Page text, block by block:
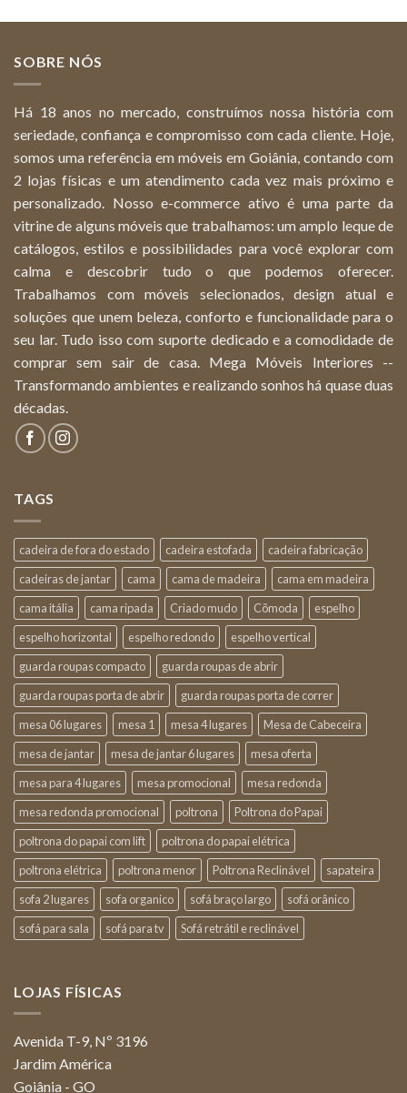
SOBRE NÓS
Há 18 anos no mercado, construímos nossa história com
seriedade, confiança e compromisso com cada cliente. Hoje,
somos uma referência em móveis em Goiânia, contando com
2 lojas físicas e um atendimento cada vez mais próximo e
personalizado. Nosso e-commerce ativo é uma parte da
vitrine de alguns móveis que trabalhamos: um amplo leque de
catálogos, estilos e possibilidades para você explorar com
calma e descobrir tudo o que podemos oferecer.
Trabalhamos com móveis selecionados, design atual e
soluções que unem beleza, conforto e funcionalidade para o
seu lar. Tudo isso com suporte dedicado e a comodidade de
comprar sem sair de casa. Mega Móveis Interiores --
Transformando ambientes e realizando sonhos há quase duas
décadas.
TAGS
cadeira de fora do estado cadeira estofada
cadeira fabricação
cadeiras de jantar
cama cama de madeira
cama em madeira
cama itália
cama ripada Criado mudo Cõmoda
espelho
espelho horizontal
espelho redondo
espelho vertical
guarda roupas compacto
guarda roupas de abrir
guarda roupas porta de abrir
guarda roupas porta de correr
mesa 06 lugares
mesa 1 mesa 4 lugares
Mesa de Cabeceira
mesa de jantar
mesa de jantar 6 lugares
mesa oferta
mesa para 4 lugares
mesa promocional
mesa redonda
mesa redonda promocional
poltrona
Poltrona do Papai
poltrona do papai com lift
poltrona do papai elétrica
poltrona elétrica
poltrona menor Poltrona Reclinável
sapateira
sofa 2 lugares
sofa organico sofá braço largo
sofá orânico
sofá para sala
sofá para tv Sofá retrátil e reclinável
LOJAS FÍSICAS
Avenida T-9, Nº 3196
Jardim América
Goiânia - GO